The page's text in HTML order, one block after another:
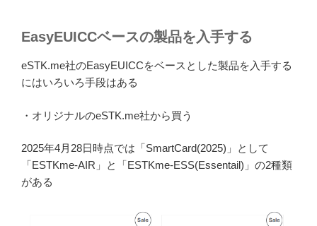
EasyEUICCベースの製品を入手する
eSTK.me社のEasyEUICCをベースとした製品を入手する
にはいろいろ手段はある
・オリジナルのeSTK.me社から買う
2025年4月28日時点では「SmartCard(2025)」として
「ESTKme-AIR」と「ESTKme-ESS(Essentail)」の2種類
がある